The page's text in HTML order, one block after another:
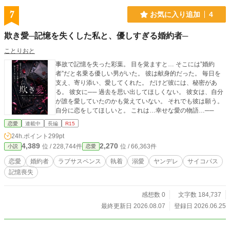
7 お気に入り追加 4
欺き愛─記憶を失くした私と、優しすぎる婚約者─
ことりおと
事故で記憶を失った彩葉。 目を覚ますと… そこには”婚約
者”だと名乗る優しい男がいた。 彼は献身的だった。 毎日を
支え、寄り添い、愛してくれた。 だけど彼には、秘密があ
る。 彼女に── 過去を思い出してほしくない。 彼女は、自分
が誰を愛していたのかも覚えていない。 それでも彼は願う。
自分に恋をしてほしいと。 これは…幸せな愛の物語…──
恋愛 連載中 長編 R15
24h.ポイント 299pt
小説 4,389 位 / 228,744件 恋愛 2,270 位 / 66,363件
恋愛 婚約者 ラブサスペンス 執着 溺愛 ヤンデレ
サイコパス
記憶喪失
感想数 0
文字数 184,737
最終更新日 2026.08.07
登録日 2026.06.25